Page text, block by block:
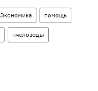
Экономика помощь
пчеловоды